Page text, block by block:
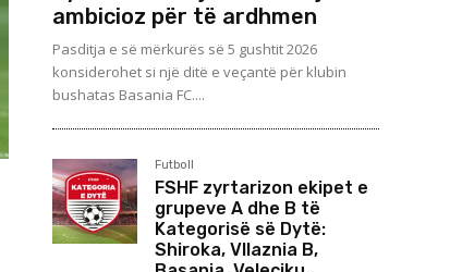
ambicioz për të ardhmen
Pasditja e së mërkurës së 5 gushtit 2026
konsiderohet si një ditë e veçantë për klubin
bushatas Basania FC....
Futboll
FSHF zyrtarizon ekipet e
grupeve A dhe B të
Kategorisë së Dytë:
Shiroka, Vllaznia B,